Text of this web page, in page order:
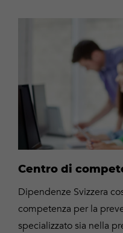
Centro
Centro di
Dipendenze Svizzera
competenza per la
specializzato sia nella